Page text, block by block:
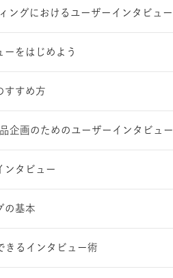
ングにおけるユーザーインタビュー
ーをはじめよう
すすめ方
企画のためのユーザーインタビュー
ンタビュー
の基本
きるインタビュー術